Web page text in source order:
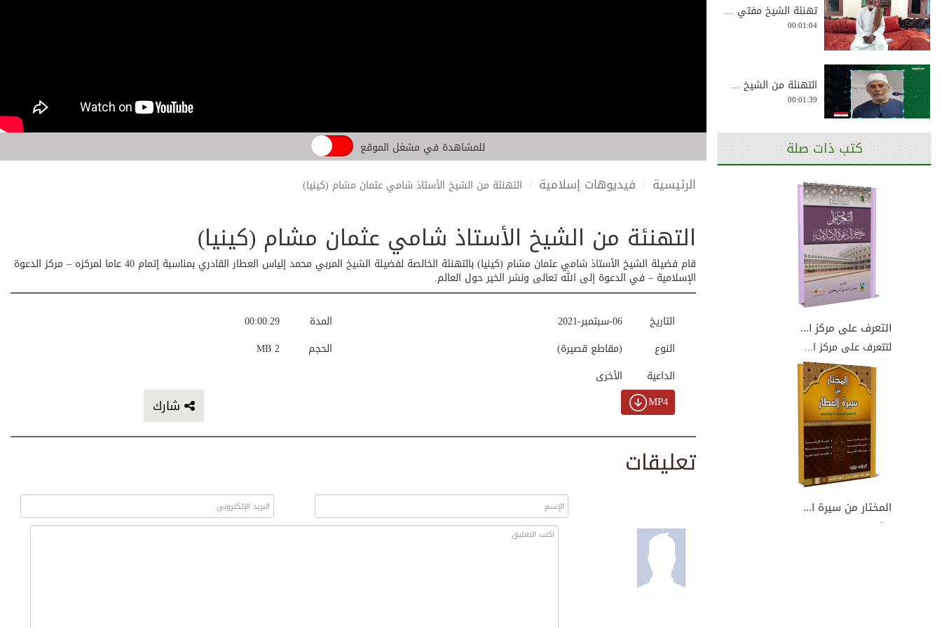
للمشاهدة في مشغل الموقع
الرئيسية فيديوهات إسلامية التهنئة من الشيخ الأستاذ شامي عثمان مشام (كينيا)
التهنئة من الشيخ الأستاذ شامي عثمان مشام (كينيا)
قام فضيلة الشيخ الأستاذ شامي عثمان مشام (كينيا) بالتهنئة الخالصة لفضيلة الشيخ المربي محمد إلياس العطار القادري بمناسبة إتمام 40 عاما لمركزه – مركز الدعوة
الإسلامية – في الدعوة إلى الله تعالى ونشر الخير حول العالم.
00:00:29
المدة
2 MB
الحجم
06-سبتمبر-2021
التاريخ
(مقاطع قصيرة)
النوع
الأخرى
الداعية
شارك MP4
تعليقات
تهنئة الشيخ مفتي ...
00:01:04
التهنئة من الشيخ ...
00:01:39
تهنئة بمناسبة ذكر...
التهنئة من الشيخ ...
00:00:30
تهنئة بمناسبة ذكر...
0:00:59
التهاني والتبريكا...
00:01:14
تهنئة بمناسبة حلو...
0:00:29
كتب ذات صلة
التعرف على مركز ا...
لتتعرف على مركز ا...
المختار من سيرة ا...
نبذة يسيرة من سير...